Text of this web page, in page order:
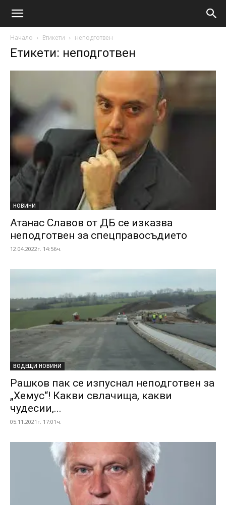
Начало Етикети неподготвен
Етикети: неподготвен
НОВИНИ
Атанас Славов от ДБ се изказва
неподготвен за спецправосъдието
12.04.2022г. 14:56ч.
ВОДЕЩИ НОВИНИ
Рашков пак се изпуснал неподготвен за
„Хемус“! Какви свлачища, какви
чудесии,...
05.11.2021г. 17:01ч.